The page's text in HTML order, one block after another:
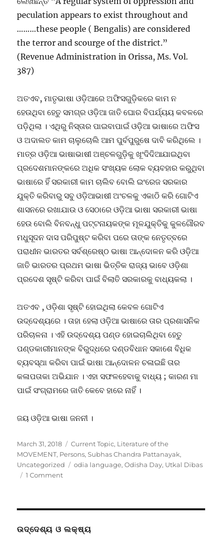
peculation appears to exist throughout and
………these people ( Bengalis) are considered
the terror and scourge of the district.”
(Revenue Administration in Orissa, Ms. Vol.
387)
ଅତଏବ, ମାତୃଭାଷା ଓଡ଼ିଆରେ ଅଫିସଗୁଡ଼ିକରେ କାମ ନ
ହେଉଥିବା ହେତୁ ସମଗ୍ର ଓଡ଼ିଆ ଜାତି ଘୋର ବିପର୍ଯ୍ୟୟ କବଳରେ
ପଡ଼ିଥିଲା । ଏଥିରୁ ନିସ୍ତାର ପାଇବାପାଇଁ ଓଡ଼ିଆ ଭାଷାରେ ଅଫିସ
ଓ ଅଦାଲତ କାମ ଚାଲୁଚୋଲି ଆମ ପୁର୍ବପୁରୁଷେ ଦାବି କରିଥିଲେ ।
ମାତ୍ର ଓଡ଼ିଆ ଭାଷାଭାଷୀ ଅଞ୍ଚଳଗୁଡ଼ିକୁ ଖୂଂଦିଦିଆଯାଇଥିବା
ପ୍ରଦେଶମାନଙ୍କରେ ଅଧିକ ସଂଖ୍ୟକ ଲୋକ ବ୍ୟବହାର କରୁଥିବା
ଭାଷାରେ ହିଁ ସରକାରୀ କାମ ଚାଲିବ ବୋଲି ଇଂରେଜ ସରକାର
ଯୁକ୍ତି କରିବାରୁ ସବୁ ଓଡ଼ିଆଭାଷୀ ଅଂଚଳକୁ ଏକାଠି କରି ଗୋଟିଏ
ଶାସନରେ ରଖାଯାଉ ଓ ସେଠାରେ ଓଡ଼ିଆ ଭାଷା ସରକାରୀ ଭାଷା
ହେଉ ବୋଲି ବିନବନ୍ଧୁ ପଟ୍ଟନାୟକଙ୍କ ମୂଳଯୁକ୍ତିକୁ କୁଳଗୌରବ
ମଧୁସୂଦନ ଦାସ ପରିପୁଷ୍ଟ କରିବା ପରେ ତାଙ୍କ ନେତୃତ୍ବରେ
ପରାଧୀନ ଭାରତର ସର୍ବଶ୍ରେଷ୍ଠ ଭାଷା ଆନ୍ଦୋଳନ କରି ଓଡ଼ିଆ
ଜାତି ଭାରତର ପ୍ରଥମ ଭାଷା ଭିତ୍ତିକ ରାଜ୍ୟ ଭାବେ ଓଡ଼ିଶା
ପ୍ରଦେଶ ସୃଷ୍ଟି କରିବା ପାଇଁ ବିଲାତି ସରକାରକୁ ବାଧ୍ୟକଲା ।
ଅତଏବ , ଓଡ଼ିଶା ସୃଷ୍ଟି ହୋଇଥିଲା କେବଳ ଗୋଟିଏ
ଉଦ୍ଦେଶ୍ୟରେ । ତାହା ହେଲା ଓଡ଼ିଆ ଭାଷାରେ ତାର ପ୍ରଶାସନିକ
ପରିଚାଳନା । ଏହି ଉଦ୍ଦେଶ୍ୟ ପଣ୍ଡ ହୋଇଚାଲିଥିବା ହେତୁ
ପଣ୍ଡକାରୀମାନଙ୍କ ବିରୁଦ୍ଧରେ ଦଣ୍ଡବିଧାନ ସକାଶେ ବିଧିକ
ବ୍ୟବସ୍ଥା କରିବା ପାଇଁ ଭାଷା ଆନ୍ଦୋଳନ ଚଳାଇଛି ତାର
କଳାପତାକା ଅଭିଯାନ । ଏହା ସଫଳହେବାକୁ ବାଧ୍ୟ ; କାରଣ ମା
ପାଇଁ ସଂଗ୍ରାମରେ ଜାତି କେବେ ହାରେ ନାହିଁ ।
ଜୟ ଓଡ଼ିଆ ଭାଷା ଜନନୀ ।
Posted
on
March 31, 2018 Categories
Current Topic, Literature of the
MOVEMENT, Persons,Subhas Chandra Pattanayak,
Uncategorized
Tags
odia language,Odisha Day, Utkal Dibas
1 Commenton
ଏ
ପ୍ରଦେଶ
ଉଦ୍ଦେଶ୍ୟ ଓ ଲକ୍ଷ୍ୟ